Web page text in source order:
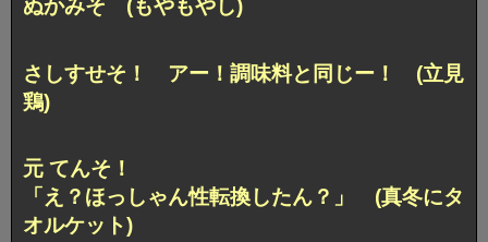
ぬかみそ (もやもやし)
さしすせそ！ アー！調味料と同じー！ (立見
鶏)
元 てんそ！
「え？ほっしゃん性転換したん？」 (真冬にタ
オルケット)